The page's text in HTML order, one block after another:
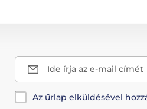
Ide írja az e-mail címét
Az űrlap elküldésével